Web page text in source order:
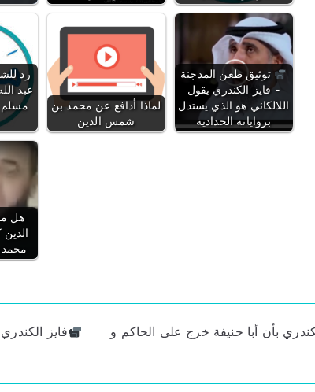
رد
عبد
مسلم
لماذا أدافع عن محمد بن
شمس الدين
توثيق طعن المدجنة
- فايز الكندري يقول
اللالكائي هو الذي يستدل
برواياته الحدادية
هل
بأن أبا حنيفة خرج على الحاكم و
فايز